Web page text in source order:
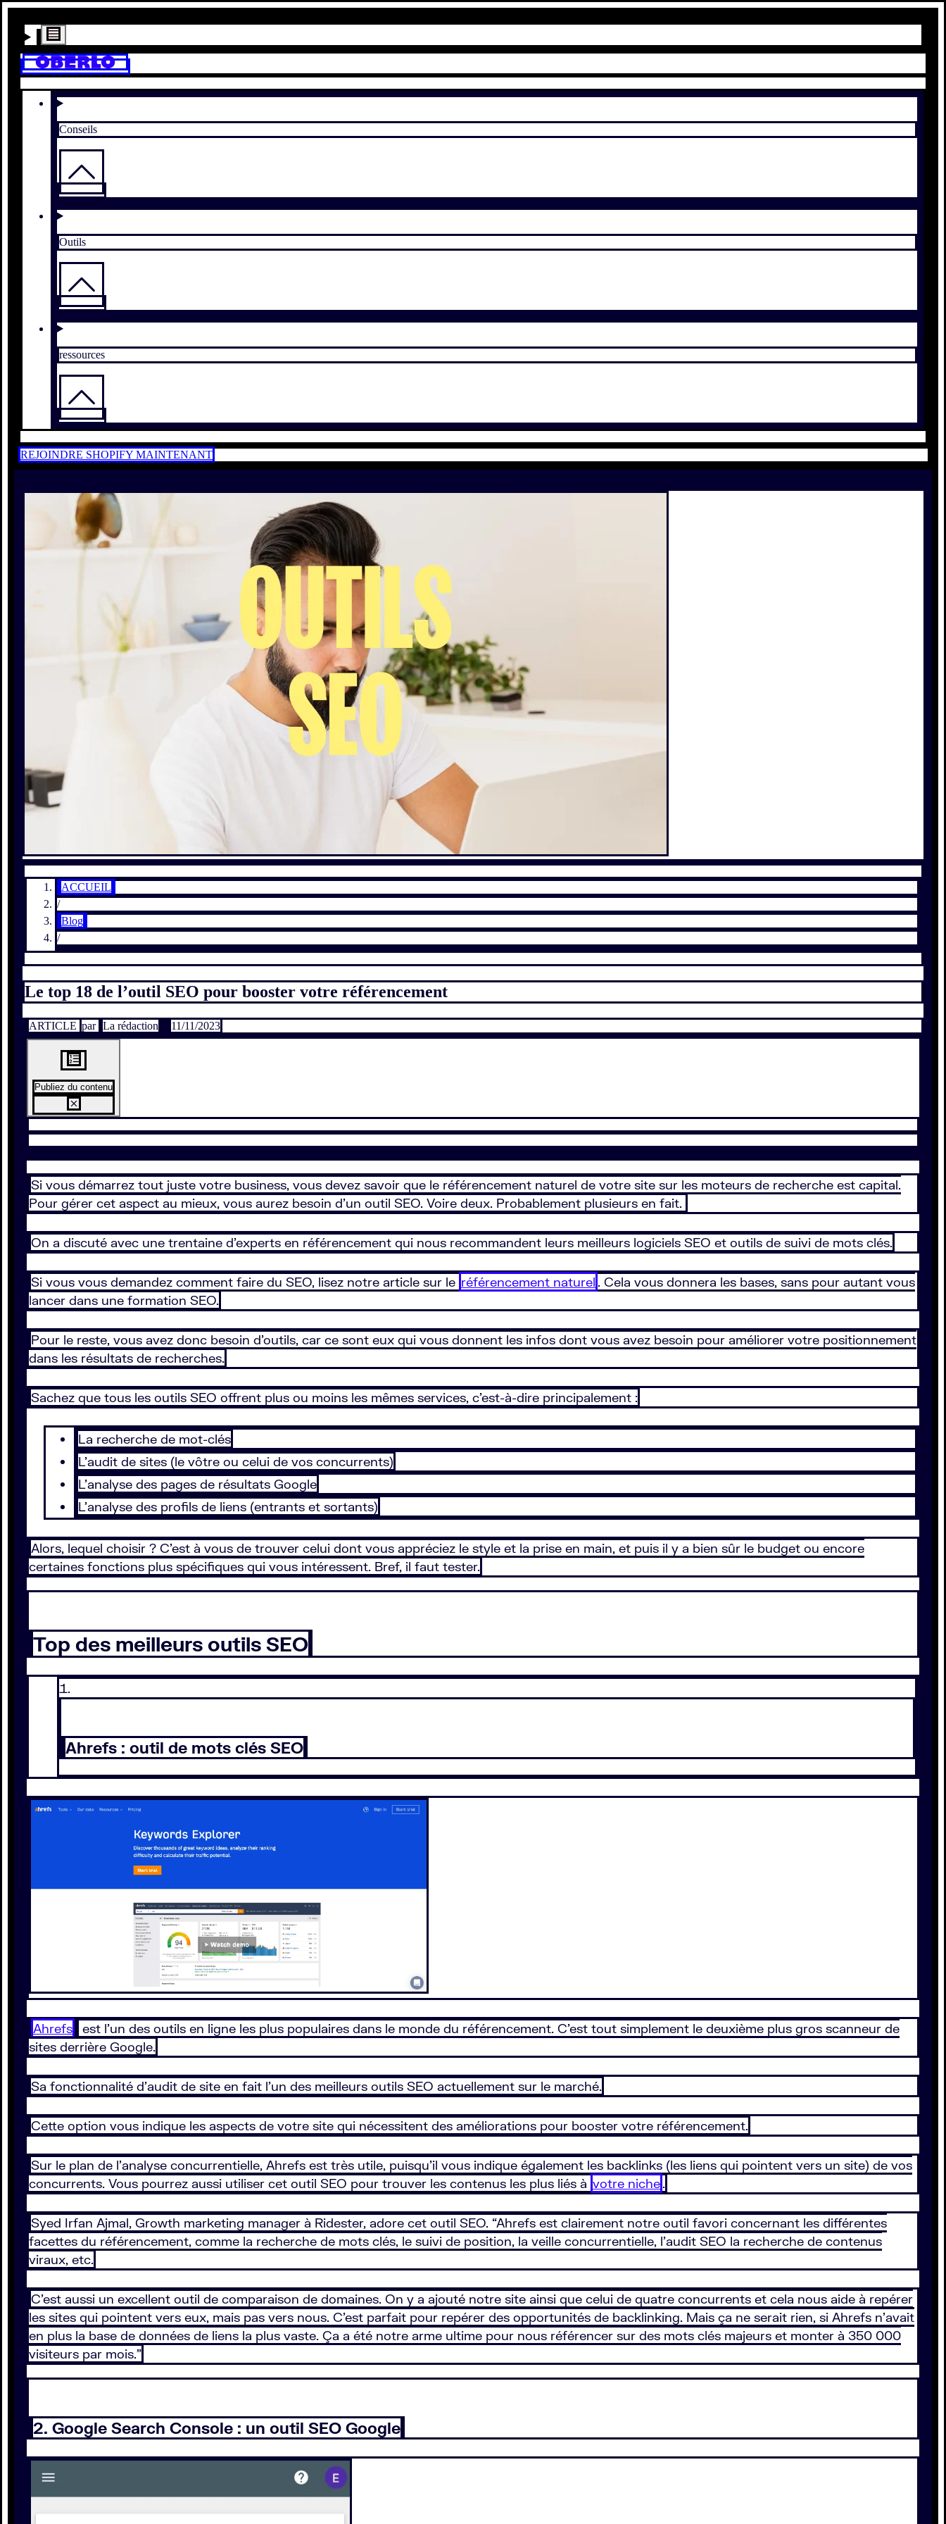
Conseils
Outils
ressources
REJOINDRE SHOPIFY MAINTENANT
ACCUEIL
/
Blog
/
Le top 18 de l’outil SEO pour booster votre référencement
ARTICLE par La rédaction 11/11/2023
Publiez du contenu
Si vous démarrez tout juste votre business, vous devez savoir que le référencement naturel de votre site sur les moteurs de recherche est capital.
Pour gérer cet aspect au mieux, vous aurez besoin d’un outil SEO. Voire deux. Probablement plusieurs en fait.
On a discuté avec une trentaine d’experts en référencement qui nous recommandent leurs meilleurs logiciels SEO et outils de suivi de mots clés.
Si vous vous demandez comment faire du SEO, lisez notre article sur le référencement naturel . Cela vous donnera les bases, sans pour autant vous
lancer dans une formation SEO.
Pour le reste, vous avez donc besoin d’outils, car ce sont eux qui vous donnent les infos dont vous avez besoin pour améliorer votre positionnement
dans les résultats de recherches.
Sachez que tous les outils SEO offrent plus ou moins les mêmes services, c’est-à-dire principalement :
La recherche de mot-clés
L’audit de sites (le vôtre ou celui de vos concurrents)
L’analyse des pages de résultats Google
L’analyse des profils de liens (entrants et sortants)
Alors, lequel choisir ? C’est à vous de trouver celui dont vous appréciez le style et la prise en main, et puis il y a bien sûr le budget ou encore
certaines fonctions plus spécifiques qui vous intéressent. Bref, il faut tester.
Top des meilleurs outils SEO
Ahrefs : outil de mots clés SEO
Ahrefs
est l’un des outils en ligne les plus populaires dans le monde du référencement. C’est tout simplement le deuxième plus gros scanneur de
sites derrière Google.
Sa fonctionnalité d’audit de site en fait l’un des meilleurs outils SEO actuellement sur le marché.
Cette option vous indique les aspects de votre site qui nécessitent des améliorations pour booster votre référencement.
Sur le plan de l’analyse concurrentielle, Ahrefs est très utile, puisqu’il vous indique également les backlinks (les liens qui pointent vers un site) de vos
concurrents. Vous pourrez aussi utiliser cet outil SEO pour trouver les contenus les plus liés à votre niche.
Syed Irfan Ajmal, Growth marketing manager à Ridester, adore cet outil SEO. “Ahrefs est clairement notre outil favori concernant les différentes
facettes du référencement, comme la recherche de mots clés, le suivi de position, la veille concurrentielle, l’audit SEO la recherche de contenus
viraux, etc.
C’est aussi un excellent outil de comparaison de domaines. On y a ajouté notre site ainsi que celui de quatre concurrents et cela nous aide à repérer
les sites qui pointent vers eux, mais pas vers nous. C’est parfait pour repérer des opportunités de backlinking. Mais ça ne serait rien, si Ahrefs n’avait
en plus la base de données de liens la plus vaste. Ça a été notre arme ultime pour nous référencer sur des mots clés majeurs et monter à 350 000
visiteurs par mois.”
2. Google Search Console : un outil SEO Google